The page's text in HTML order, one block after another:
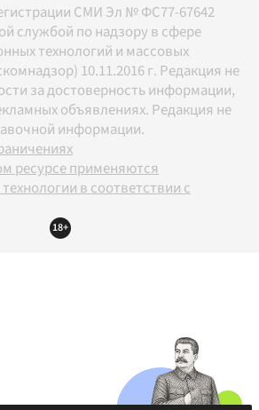
СМИ Эл № ФС77-67642
службой по надзору в сфере
технологий и массовых
10.11.2016 г. Редакция не
за достоверность информации,
объявлениях. Редакция не
информации.
ресурсе применяются
в соответствии с
18+